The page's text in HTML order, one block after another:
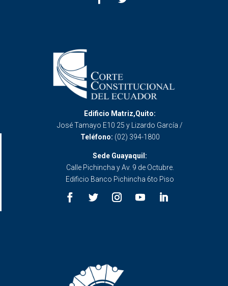
Edificio Matriz,Quito:
José Tamayo E10 25 y Lizardo García /
Teléfono: (02) 394-1800
Sede Guayaquil:
Calle Pichincha y Av. 9 de Octubre.
Edificio Banco Pichincha 6to Piso